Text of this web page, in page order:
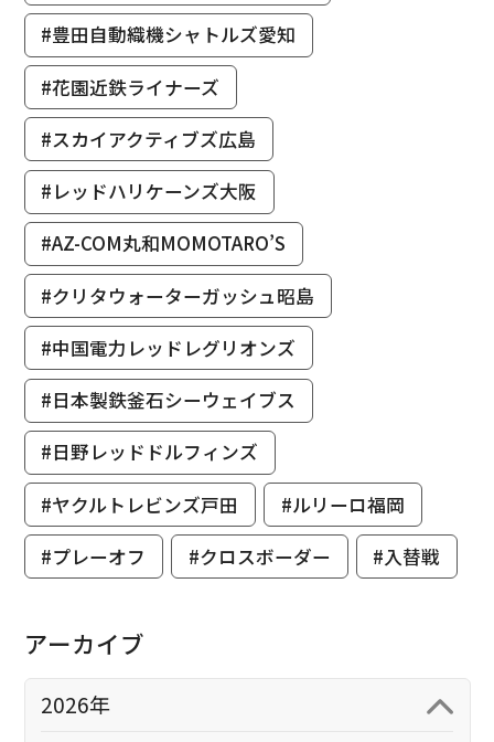
#豊田自動織機シャトルズ愛知
#花園近鉄ライナーズ
#スカイアクティブズ広島
#レッドハリケーンズ大阪
#AZ-COM丸和MOMOTARO’S
#クリタウォーターガッシュ昭島
#中国電力レッドレグリオンズ
#日本製鉄釜石シーウェイブス
#日野レッドドルフィンズ
#ヤクルトレビンズ戸田
#ルリーロ福岡
#プレーオフ
#クロスボーダー #入替戦
アーカイブ
2026年